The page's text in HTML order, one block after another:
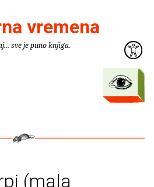
vremena
sve je puno knjiga.
(mala